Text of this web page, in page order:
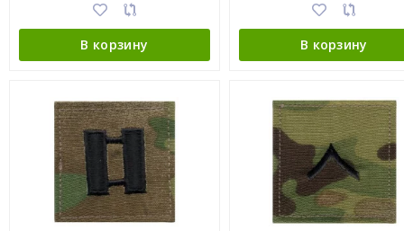
В корзину В корзину